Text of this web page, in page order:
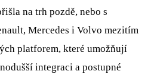
na trh pozdě, nebo s
Mercedes i Volvo mezitím
platforem, které umožňují
integraci a postupné